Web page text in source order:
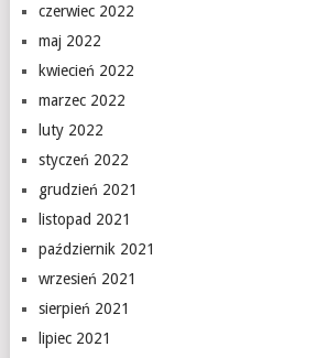
czerwiec 2022
maj 2022
kwiecień 2022
marzec 2022
luty 2022
styczeń 2022
grudzień 2021
listopad 2021
październik 2021
wrzesień 2021
sierpień 2021
lipiec 2021